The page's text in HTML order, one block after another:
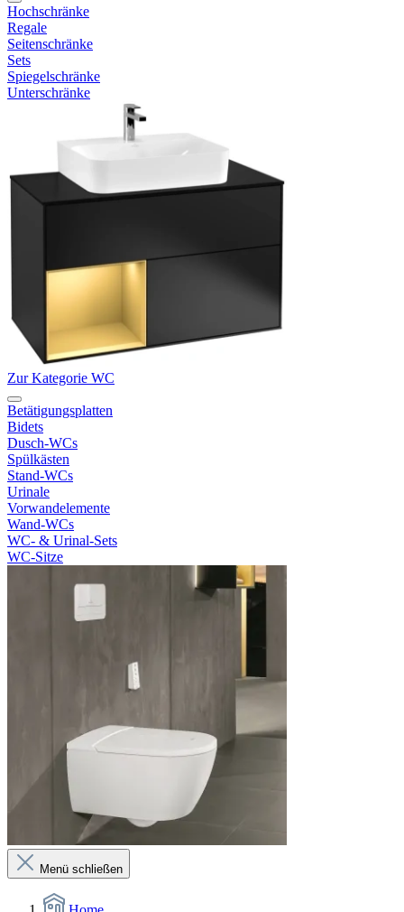
Hochschränke
Regale
Seitenschränke
Sets
Spiegelschränke
Unterschränke
Zur Kategorie WC
Betätigungsplatten
Bidets
Dusch-WCs
Spülkästen
Stand-WCs
Urinale
Vorwandelemente
Wand-WCs
WC- & Urinal-Sets
WC-Sitze
Menü schließen